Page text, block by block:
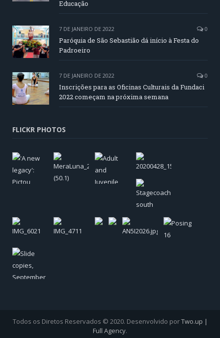
Educação
7 DE JANEIRO DE 2022 0
Paróquia de São Sebastião dá início à Festa do
Padroeiro
7 DE JANEIRO DE 2022 0
Inscrições para as Oficinas Culturais da Fundaci
2022 começam na próxima semana
FLICKR PHOTOS
Todos os Diretos Reservados © 2020. Desenvolvido porTwo.up |
Full Agency.